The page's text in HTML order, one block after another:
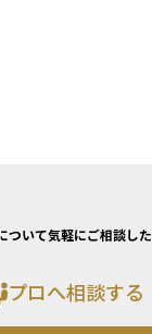
ついて気軽にご相談し
プロへ相談する